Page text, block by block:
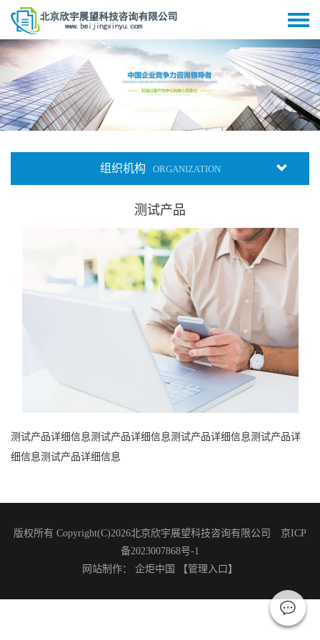
组织机构 ORGANIZATION
测试产品
测试产品详细信息测试产品详细信息测试产品详细信息测试产品详
细信息测试产品详细信息
版权所有 Copyright(C)2026北京欣宇展望科技咨询有限公司 京ICP
备2023007868号-1
网站制作： 企炬中国 【管理入口】